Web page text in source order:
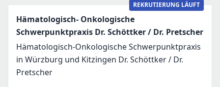
REKRUTIERUNG LÄUFT
Hämatologisch- Onkologische
Schwerpunktpraxis Dr. Schöttker / Dr. Pretscher
Hämatologisch-Onkologische Schwerpunktpraxis
in Würzburg und Kitzingen Dr. Schöttker / Dr.
Pretscher